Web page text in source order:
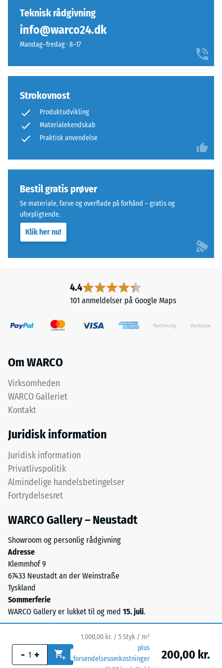
produkt­
sammenligningen.
200,00 kr.
1.000,00 kr. / 5 Styk / m²
plus
forsendelsesomkostninger
- +
Teknisk rådgivning
info@warco24.dk
Mandag–fredag · 8–17
Strokovnost
Produktudvikling
Materialekendskab
Praktisk anvendelse
Bestil gratis prøver
Se materiale, farve og overflade på forhånd – gratis og
uforpligtende.
Klik her nu!
4.4
101 anmeldelser på Google Maps
Om WARCO
Virksomheden
WARCO Galleriet
Kontakt
Juridisk information
Juridisk information
Privatlivspolitik
Almindelige handelsbetingelser
Fortrydelsesret
WARCO Gallery – Neustadt
Showroom og personlig rådgivning
Adresse
Klemmhof 9
67433 Neustadt an der Weinstraße
Tyskland
Sommerferie
WARCO Gallery er lukket til og med 15. juli.